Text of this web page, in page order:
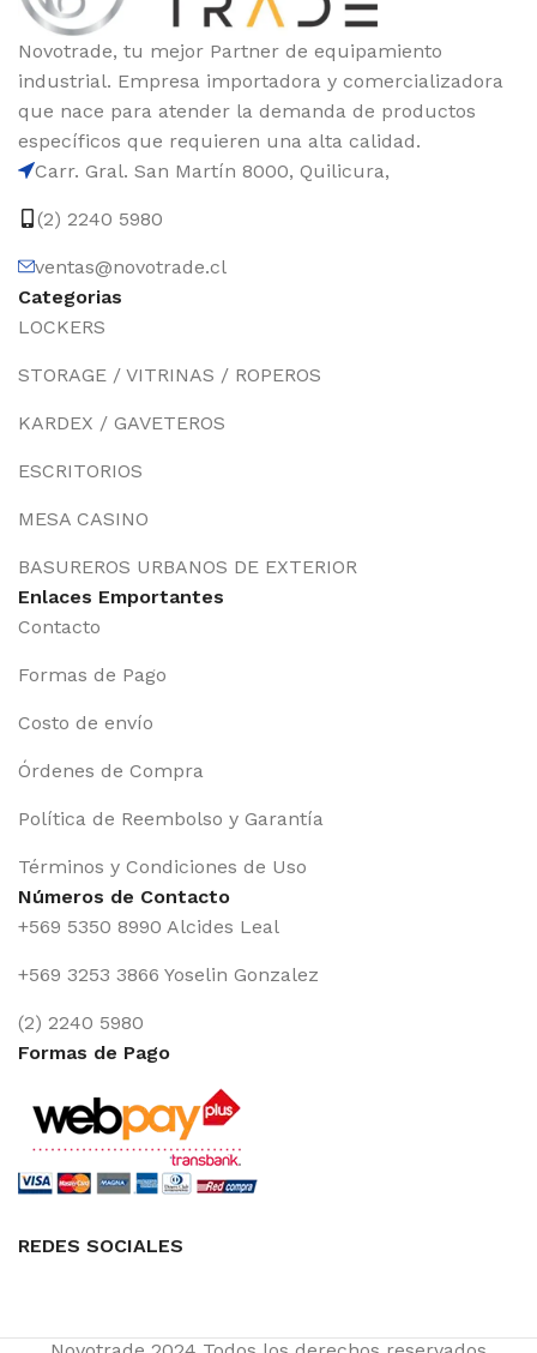
Novotrade, tu mejor Partner de equipamiento
industrial. Empresa importadora y comercializadora
que nace para atender la demanda de productos
específicos que requieren una alta calidad.
Carr. Gral. San Martín 8000, Quilicura,
(2) 2240 5980
ventas@novotrade.cl
Categorias
LOCKERS
STORAGE / VITRINAS / ROPEROS
KARDEX / GAVETEROS
ESCRITORIOS
MESA CASINO
BASUREROS URBANOS DE EXTERIOR
Enlaces Emportantes
Contacto
Formas de Pago
Costo de envío
Órdenes de Compra
Política de Reembolso y Garantía
Términos y Condiciones de Uso
Números de Contacto
+569 5350 8990 Alcides Leal
+569 3253 3866 Yoselin Gonzalez
(2) 2240 5980
Formas de Pago
REDES SOCIALES